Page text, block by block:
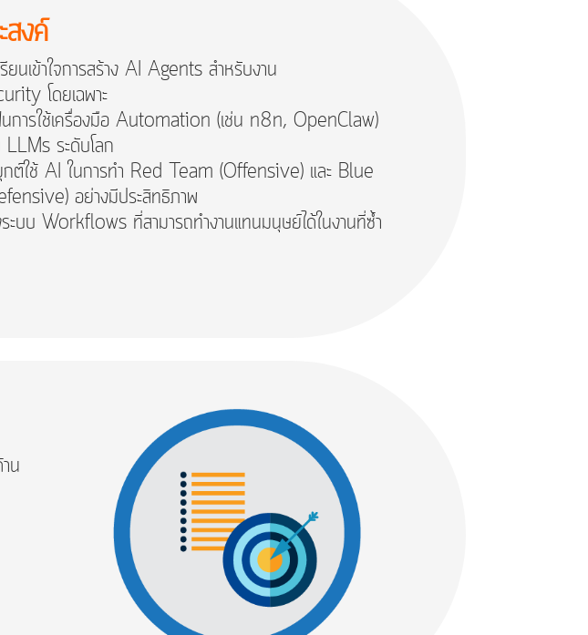
สงค์
รียนเข้าใจการสร้าง AI Agents สำหรับงาน
โดยเฉพาะ
การใช้เครื่องมือ Automation (เช่น n8n, OpenClaw)
ระดับโลก
กต์ใช้ AI ในการทำ Red Team (Offensive) และ Blue
อย่างมีประสิทธิภาพ
ระบบ Workflows ที่สามารถทำงานแทนมนุษย์ได้ในงานที่ซ้ำ
น